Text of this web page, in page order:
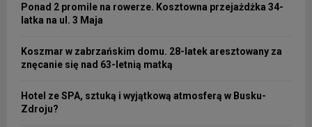
Ponad 2 promile na rowerze. Kosztowna przejażdżka 34-
latka na ul. 3 Maja
Koszmar w zabrzańskim domu. 28-latek aresztowany za
znęcanie się nad 63-letnią matką
Hotel ze SPA, sztuką i wyjątkową atmosferą w Busku-
Zdroju?